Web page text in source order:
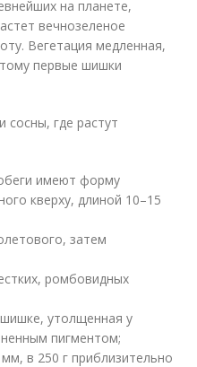
на планете,
вечнозеленое
Вегетация медленная,
первые шишки
где растут
имеют форму
кверху, длиной 10–15
затем
ромбовидных
утолщенная у
пигментом;
в 250 г приблизительно